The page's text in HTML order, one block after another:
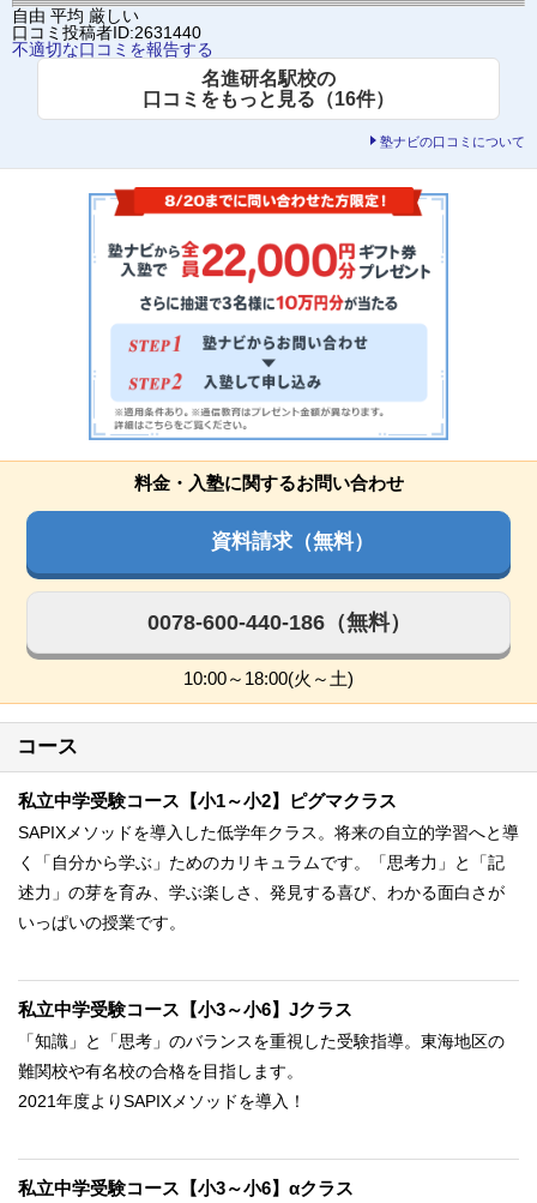
自由 平均 厳しい
口コミ投稿者ID:2631440
不適切な口コミを報告する
名進研名駅校の
口コミをもっと見る（16件）
塾ナビの口コミについて
料金・入塾に関するお問い合わせ
資料請求（無料）
0078-600-440-186（無料）
10:00～18:00(火～土)
コース
私立中学受験コース【小1～小2】ピグマクラス
SAPIXメソッドを導入した低学年クラス。将来の自立的学習へと導
く「自分から学ぶ」ためのカリキュラムです。「思考力」と「記
述力」の芽を育み、学ぶ楽しさ、発見する喜び、わかる面白さが
いっぱいの授業です。
私立中学受験コース【小3～小6】Jクラス
「知識」と「思考」のバランスを重視した受験指導。東海地区の
難関校や有名校の合格を目指します。
2021年度よりSAPIXメソッドを導入！
私立中学受験コース【小3～小6】αクラス